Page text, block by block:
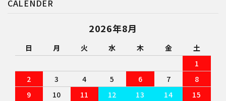
CALENDER
2026年8月
日 月 火 水 木 金
土
1
2
3 4 5 6 7
8
9
10 11 12 13 14
15